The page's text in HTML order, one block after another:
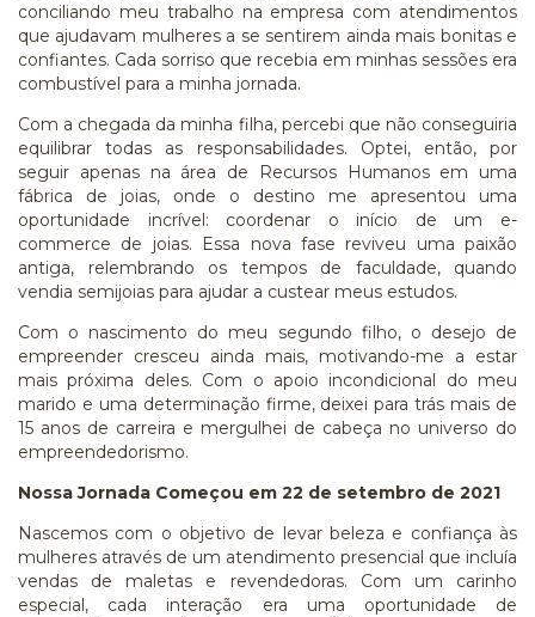
conciliando meu trabalho na empresa com atendimentos
que ajudavam mulheres a se sentirem ainda mais bonitas e
confiantes. Cada sorriso que recebia em minhas sessões era
combustível para a minha jornada.
Com a chegada da minha filha, percebi que não conseguiria
equilibrar todas as responsabilidades. Optei, então, por
seguir apenas na área de Recursos Humanos em uma
fábrica de joias, onde o destino me apresentou uma
oportunidade incrível: coordenar o início de um e-
commerce de joias. Essa nova fase reviveu uma paixão
antiga, relembrando os tempos de faculdade, quando
vendia semijoias para ajudar a custear meus estudos.
Com o nascimento do meu segundo filho, o desejo de
empreender cresceu ainda mais, motivando-me a estar
mais próxima deles. Com o apoio incondicional do meu
marido e uma determinação firme, deixei para trás mais de
15 anos de carreira e mergulhei de cabeça no universo do
empreendedorismo.
Nossa Jornada Começou em 22 de setembro de 2021
Nascemos com o objetivo de levar beleza e confiança às
mulheres através de um atendimento presencial que incluía
vendas de maletas e revendedoras. Com um carinho
especial, cada interação era uma oportunidade de